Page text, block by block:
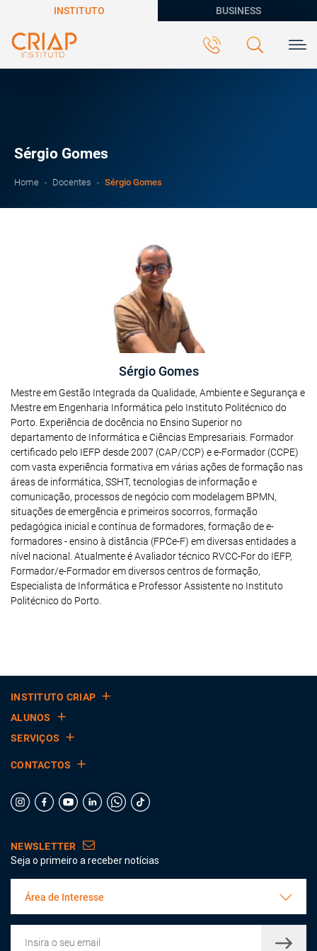
INSTITUTO BUSINESS
Sérgio Gomes
Home Docentes Sérgio Gomes
Sérgio Gomes
Mestre em Gestão Integrada da Qualidade, Ambiente e Segurança e
Mestre em Engenharia Informática pelo Instituto Politécnico do
Porto. Experiência de docência no Ensino Superior no
departamento de Informática e Ciências Empresariais. Formador
certificado pelo IEFP desde 2007 (CAP/CCP) e e-Formador (CCPE)
com vasta experiência formativa em várias ações de formação nas
áreas de informática, SSHT, tecnologias de informação e
comunicação, processos de negócio com modelagem BPMN,
situações de emergência e primeiros socorros, formação
pedagógica inicial e contínua de formadores, formação de e-
formadores - ensino à distância (FPCe-F) em diversas entidades a
nível nacional. Atualmente é Avaliador técnico RVCC-For do IEFP,
Formador/e-Formador em diversos centros de formação,
Especialista de Informática e Professor Assistente no Instituto
Politécnico do Porto.
INSTITUTO CRIAP
ALUNOS
SERVIÇOS
CONTACTOS
NEWSLETTER
Seja o primeiro a receber notícias
Área de Interesse